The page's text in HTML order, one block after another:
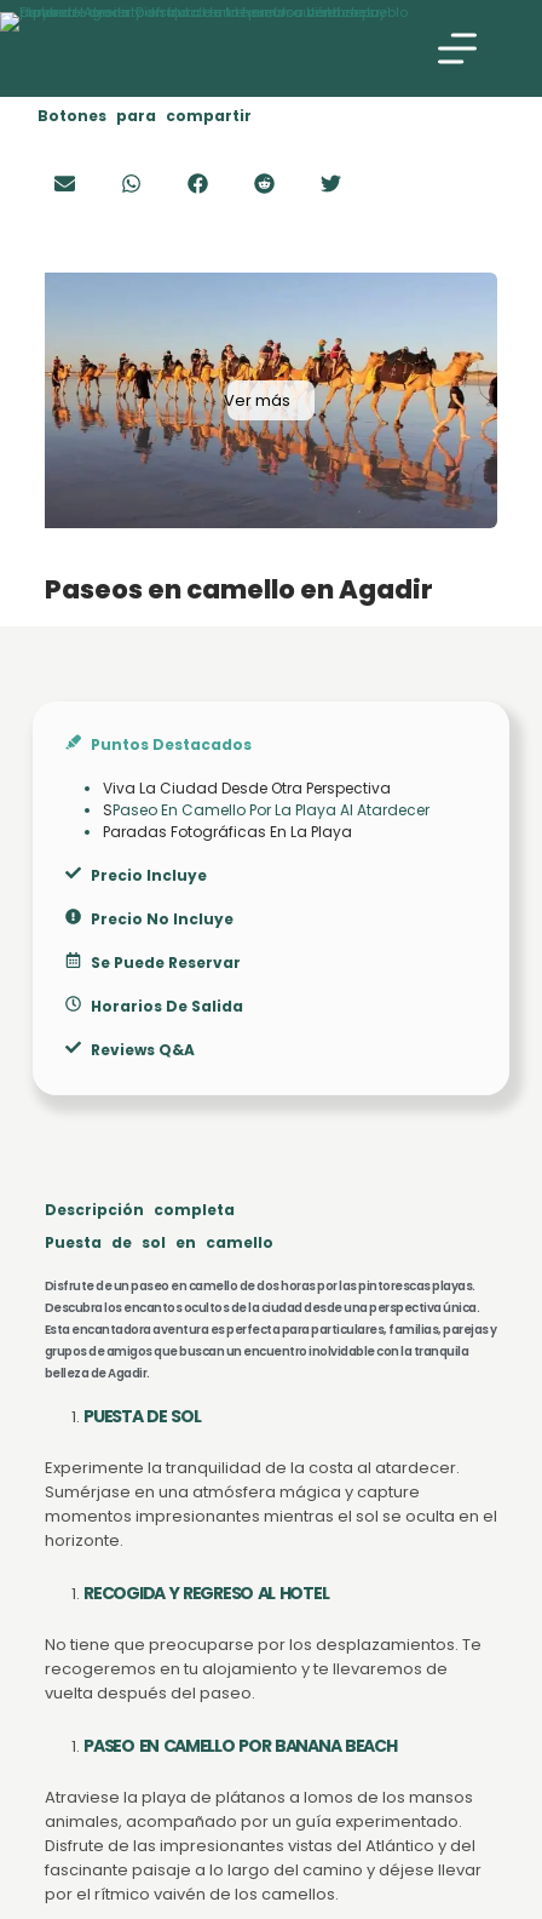
Botones para compartir
Ver más
Paseos en camello en Agadir
Puntos Destacados
Viva La Ciudad Desde Otra Perspectiva
SPaseo En Camello Por La Playa Al Atardecer
Paradas Fotográficas En La Playa
Precio Incluye
Precio No Incluye
Se Puede Reservar
Horarios De Salida
Reviews Q&A
Descripción completa
Puesta de sol en camello
Disfrute de un paseo en camello de dos horas por las pintorescas playas.
Descubra los encantos ocultos de la ciudad desde una perspectiva única.
Esta encantadora aventura es perfecta para particulares, familias, parejas y
grupos de amigos que buscan un encuentro inolvidable con la tranquila
belleza de Agadir.
PUESTA DE SOL
Experimente la tranquilidad de la costa al atardecer.
Sumérjase en una atmósfera mágica y capture
momentos impresionantes mientras el sol se oculta en el
horizonte.
RECOGIDA Y REGRESO AL HOTEL
No tiene que preocuparse por los desplazamientos. Te
recogeremos en tu alojamiento y te llevaremos de
vuelta después del paseo.
PASEO EN CAMELLO POR BANANA BEACH
Atraviese la playa de plátanos a lomos de los mansos
animales, acompañado por un guía experimentado.
Disfrute de las impresionantes vistas del Atlántico y del
fascinante paisaje a lo largo del camino y déjese llevar
por el rítmico vaivén de los camellos.